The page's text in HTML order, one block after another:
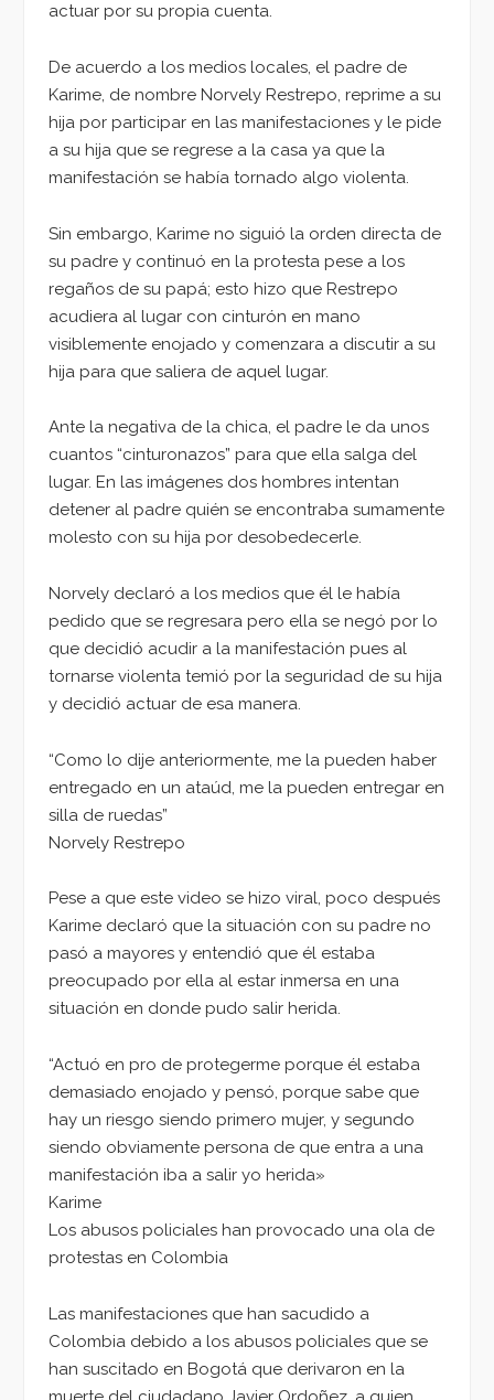
actuar por su propia cuenta.
De acuerdo a los medios locales, el padre de
Karime, de nombre Norvely Restrepo, reprime a su
hija por participar en las manifestaciones y le pide
a su hija que se regrese a la casa ya que la
manifestación se había tornado algo violenta.
Sin embargo, Karime no siguió la orden directa de
su padre y continuó en la protesta pese a los
regaños de su papá; esto hizo que Restrepo
acudiera al lugar con cinturón en mano
visiblemente enojado y comenzara a discutir a su
hija para que saliera de aquel lugar.
Ante la negativa de la chica, el padre le da unos
cuantos “cinturonazos” para que ella salga del
lugar. En las imágenes dos hombres intentan
detener al padre quién se encontraba sumamente
molesto con su hija por desobedecerle.
Norvely declaró a los medios que él le había
pedido que se regresara pero ella se negó por lo
que decidió acudir a la manifestación pues al
tornarse violenta temió por la seguridad de su hija
y decidió actuar de esa manera.
“Como lo dije anteriormente, me la pueden haber
entregado en un ataúd, me la pueden entregar en
silla de ruedas”
Norvely Restrepo
Pese a que este video se hizo viral, poco después
Karime declaró que la situación con su padre no
pasó a mayores y entendió que él estaba
preocupado por ella al estar inmersa en una
situación en donde pudo salir herida.
“Actuó en pro de protegerme porque él estaba
demasiado enojado y pensó, porque sabe que
hay un riesgo siendo primero mujer, y segundo
siendo obviamente persona de que entra a una
manifestación iba a salir yo herida»
Karime
Los abusos policiales han provocado una ola de
protestas en Colombia
Las manifestaciones que han sacudido a
Colombia debido a los abusos policiales que se
han suscitado en Bogotá que derivaron en la